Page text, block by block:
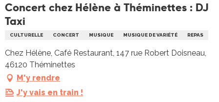
Concert chez Hélène à Théminettes : DJ
Taxi
CULTURELLE CONCERT MUSIQUE MUSIQUE DE VARIÉTÉ REPAS
Chez Hélène, Café Restaurant, 147 rue Robert Doisneau,
46120 Théminettes
M'y rendre
J'y vais en train !